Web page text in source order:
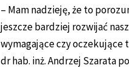
– Mam nadzieję, że to
jeszcze bardziej rozwijać
wymagające czy
dr hab. inż. Andrzej Szarata